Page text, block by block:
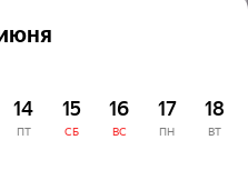
14
ПТ
15
СБ
16
ВС
17
ПН
18
ВТ